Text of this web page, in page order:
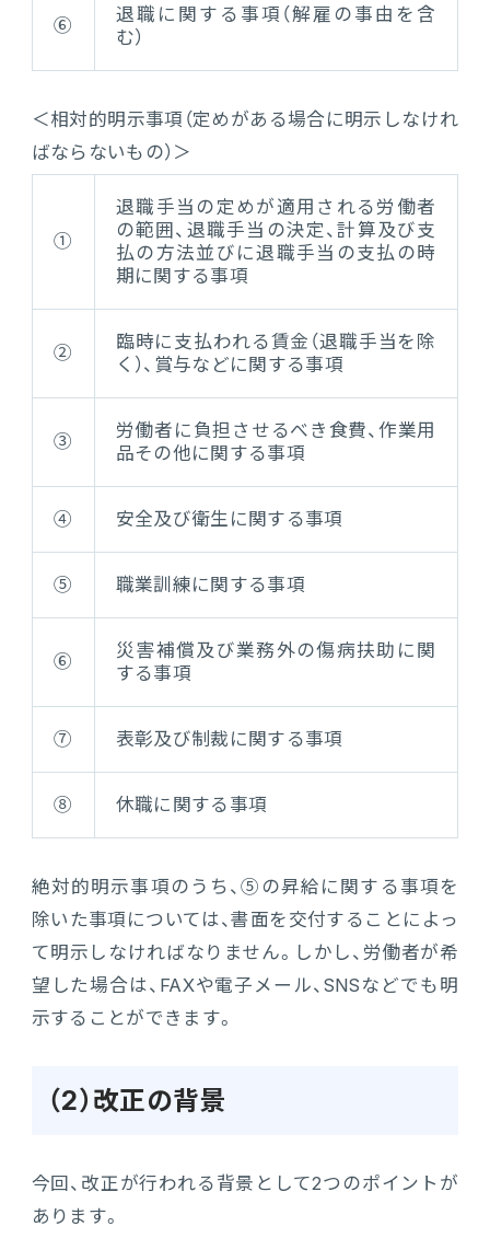
⑥
退職に関する事項（解雇の事由を含
む）
＜相対的明示事項（定めがある場合に明示しなけれ
ばならないもの）＞
①
退職手当の定めが適用される労働者
の範囲、退職手当の決定、計算及び支
払の方法並びに退職手当の支払の時
期に関する事項
②
臨時に支払われる賃金（退職手当を除
く）、賞与などに関する事項
③
労働者に負担させるべき食費、作業用
品その他に関する事項
④ 安全及び衛生に関する事項
⑤ 職業訓練に関する事項
⑥
災害補償及び業務外の傷病扶助に関
する事項
⑦ 表彰及び制裁に関する事項
⑧ 休職に関する事項
絶対的明示事項のうち、⑤の昇給に関する事項を
除いた事項については、書面を交付することによっ
て明示しなければなりません。しかし、労働者が希
望した場合は、FAXや電子メール、SNSなどでも明
示することができます。
（2）改正の背景
今回、改正が行われる背景として2つのポイントが
あります。